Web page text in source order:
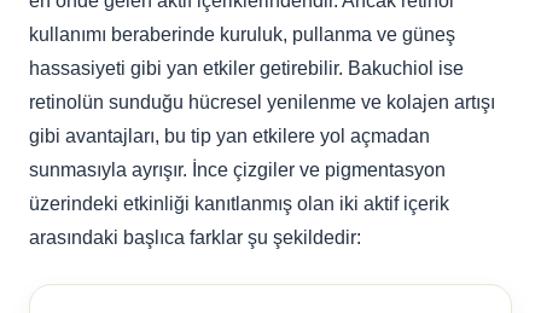
kullanımı beraberinde kuruluk, pullanma ve güneş
hassasiyeti gibi yan etkiler getirebilir. Bakuchiol ise
retinolün sunduğu hücresel yenilenme ve kolajen artışı
gibi avantajları, bu tip yan etkilere yol açmadan
sunmasıyla ayrışır. İnce çizgiler ve pigmentasyon
üzerindeki etkinliği kanıtlanmış olan iki aktif içerik
arasındaki başlıca farklar şu şekildedir: